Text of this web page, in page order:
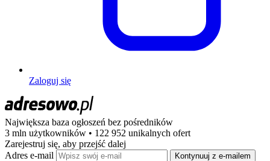
Zaloguj się
Największa baza ogłoszeń bez pośredników
3 mln użytkowników • 122 952 unikalnych ofert
Zarejestruj się, aby przejść dalej
Adres e-mail
Kontynuuj z e-mailem